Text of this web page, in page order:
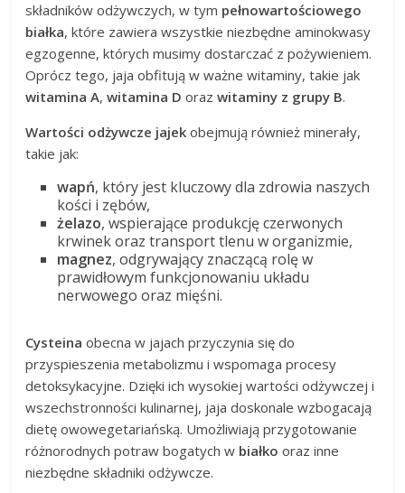
składników odżywczych, w tym pełnowartościowego
białka, które zawiera wszystkie niezbędne aminokwasy
egzogenne, których musimy dostarczać z pożywieniem.
Oprócz tego, jaja obfitują w ważne witaminy, takie jak
witamina A,witamina D orazwitaminy z grupy B.
Wartości odżywcze jajek obejmują również minerały,
takie jak:
wapń, który jest kluczowy dla zdrowia naszych
kości i zębów,
żelazo, wspierające produkcję czerwonych
krwinek oraz transport tlenu w organizmie,
magnez, odgrywający znaczącą rolę w
prawidłowym funkcjonowaniu układu
nerwowego oraz mięśni.
Cysteina obecna w jajach przyczynia się do
przyspieszenia metabolizmu i wspomaga procesy
detoksykacyjne. Dzięki ich wysokiej wartości odżywczej i
wszechstronności kulinarnej, jaja doskonale wzbogacają
dietę owowegetariańską. Umożliwiają przygotowanie
różnorodnych potraw bogatych w białko oraz inne
niezbędne składniki odżywcze.